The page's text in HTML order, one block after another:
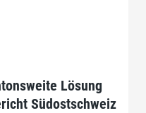
Lösung
Südostschweiz